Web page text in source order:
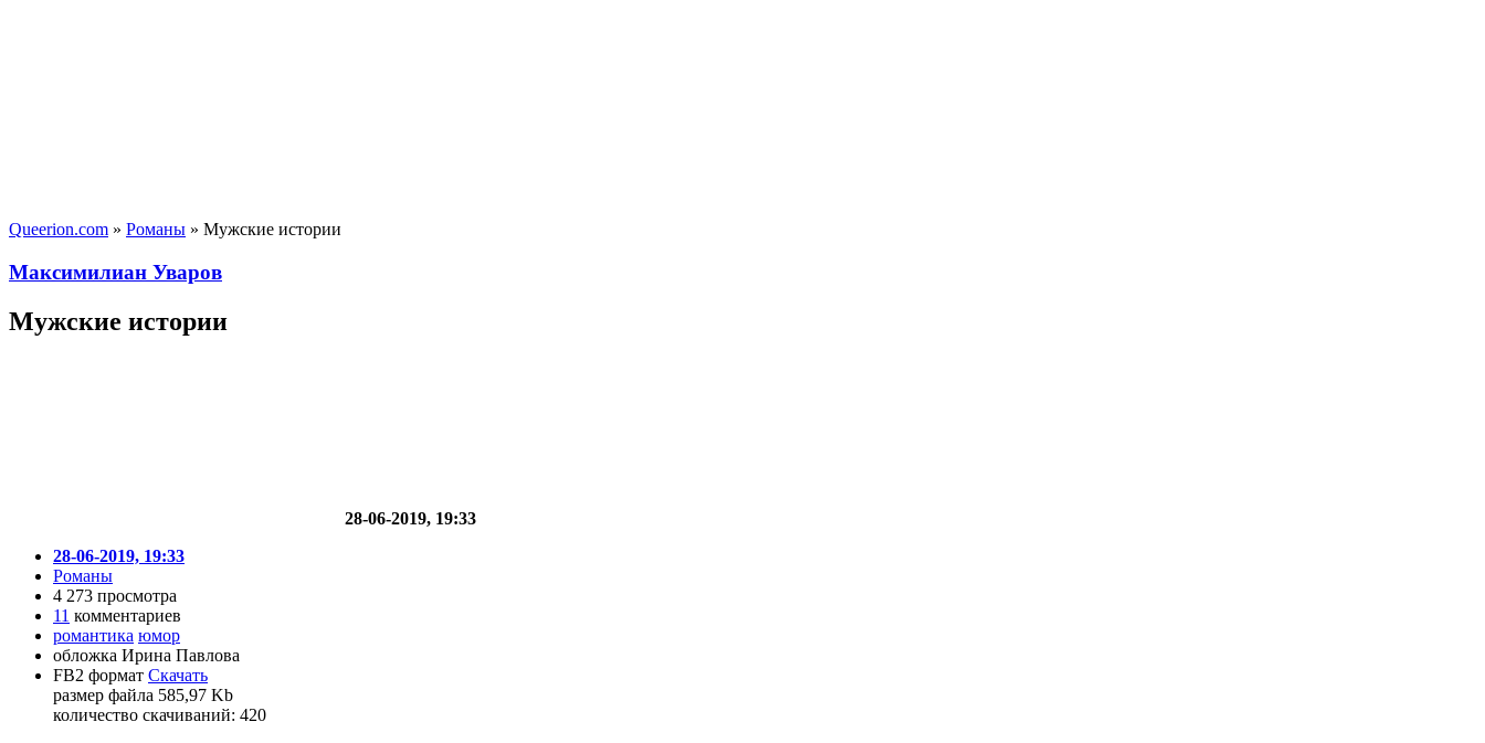
Queerion.com » Романы » Мужские истории
Максимилиан Уваров
Мужские истории
28-06-2019, 19:33
28-06-2019, 19:33
Романы
4 273 просмотра
11 комментариев
романтика юмор
обложка Ирина Павлова
FB2 формат Скачать
размер файла 585,97 Kb
количество cкачиваний: 420